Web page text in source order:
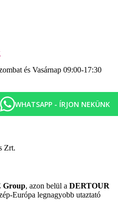
napernyők és törölközők
aquapark
(csak főszezonban)
matracok és törölközők ingyenesen
és este
és Vasárnap 09:00-17:30
WHATSAPP - ÍRJON NEKÜNK
Zrt.
Group, azon belül a DERTOUR
Európa legnagyobb utaztató